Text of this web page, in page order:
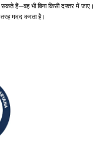
हैं—वह भी बिना किसी दफ्तर में जाए।
मदद करता है।